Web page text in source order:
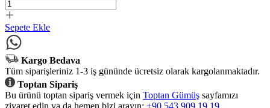
Sepete Ekle
Kargo Bedava
Tüm siparişleriniz 1-3 iş gününde ücretsiz olarak kargolanmaktadır.
Toptan Sipariş
Bu ürünü toptan sipariş vermek için Toptan Gümüş sayfamızı
ziyaret edin ya da hemen bizi arayın: +90 543 909 19 19